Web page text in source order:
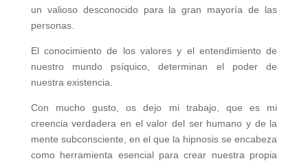
un valioso desconocido para la gran mayoría de las
personas.
El conocimiento de los valores y el entendimiento de
nuestro mundo psíquico, determinan el poder de
nuestra existencia.
Con mucho gusto, os dejo mi trabajo, que es mi
creencia verdadera en el valor del ser humano y de la
mente subconsciente, en el que la hipnosis se encabeza
como herramienta esencial para crear nuestra propia